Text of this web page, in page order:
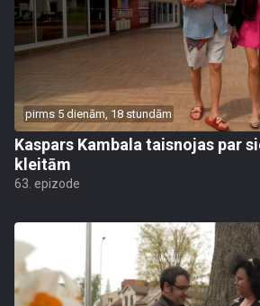
pirms 5 dienām, 18 stundām
Kaspars Kambala taisnojas par
kleitām
63. epizode